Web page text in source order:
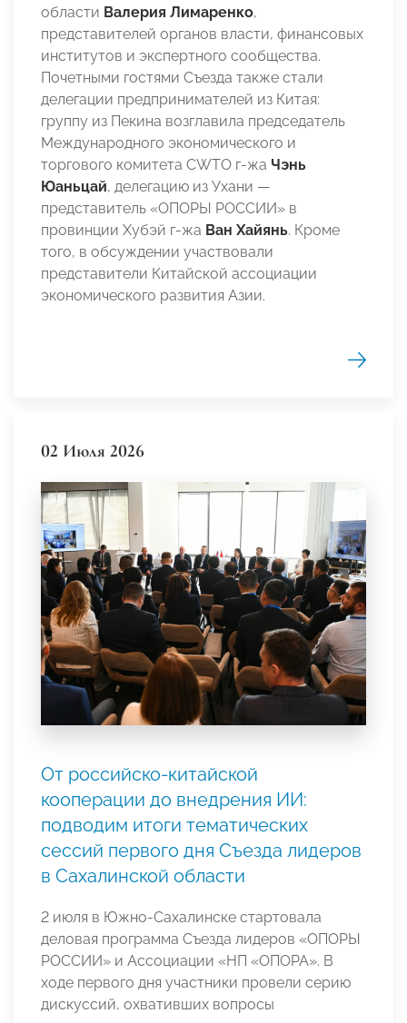
области Валерия Лимаренко,
представителей органов власти, финансовых
институтов и экспертного сообщества.
Почетными гостями Съезда также стали
делегации предпринимателей из Китая:
группу из Пекина возглавила председатель
Международного экономического и
торгового комитета CWTO г-жа Чэнь
Юаньцай, делегацию из Ухани —
представитель «ОПОРЫ РОССИИ» в
провинции Хубэй г-жа Ван Хайянь. Кроме
того, в обсуждении участвовали
представители Китайской ассоциации
экономического развития Азии.
02 Июля 2026
От российско-китайской
кооперации до внедрения ИИ:
подводим итоги тематических
сессий первого дня Съезда лидеров
в Сахалинской области
2 июля в Южно-Сахалинске стартовала
деловая программа Съезда лидеров «ОПОРЫ
РОССИИ» и Ассоциации «НП «ОПОРА». В
ходе первого дня участники провели серию
дискуссий, охвативших вопросы